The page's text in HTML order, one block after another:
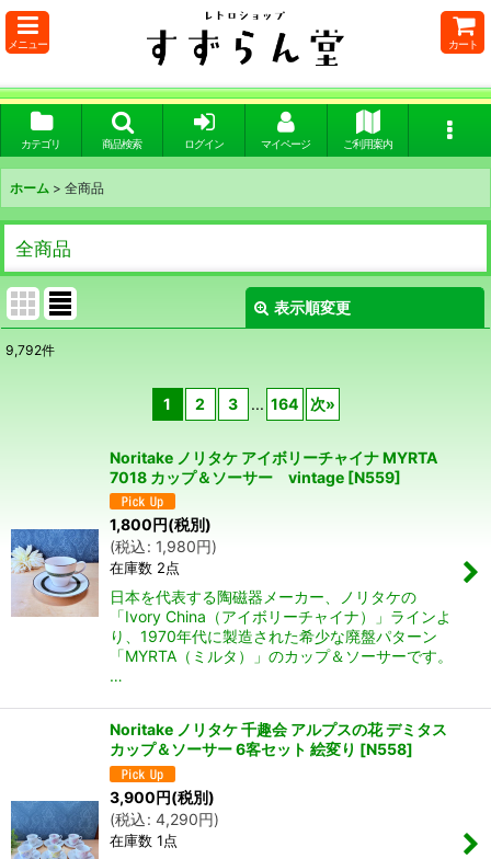
メニュー カート
カテゴリ 商品検索 ログイン マイページ ご利用案内
ホーム > 全商品
全商品
表示順変更
9,792件
1 2 3 ... 164 次»
Noritake ノリタケ アイボリーチャイナ MYRTA
7018 カップ＆ソーサー vintage [N559]
1,800 円(税別)
(税込: 1,980円)
在庫数 2点
日本を代表する陶磁器メーカー、ノリタケの
「Ivory China（アイボリーチャイナ）」ラインよ
り、1970年代に製造された希少な廃盤パターン
「MYRTA（ミルタ）」のカップ＆ソーサーです。
…
Noritake ノリタケ 千趣会 アルプスの花 デミタス
カップ＆ソーサー 6客セット 絵変り [N558]
3,900円(税別)
(税込: 4,290円)
在庫数 1点